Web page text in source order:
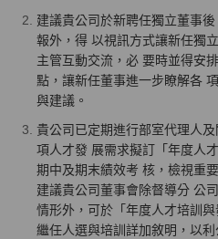
建議貴公司於新聘任獨立董事
報外，得 以視訊方式讓新任獨
主管互動交流，必 要時並得安
點，讓新任董事進一步瞭解各
與建議。
貴公司已定期進行部室代理人
項人才發 展需求擬訂「年度人
期中及期末績效考 核，檢視重
建議貴公司董事會除督導分 公
情形外，可於「年度人才培訓
繼任人選與培訓詳加敘明，以利